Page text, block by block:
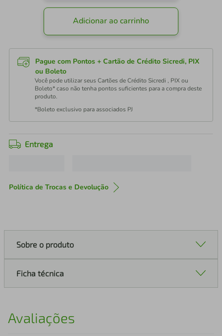
Adicionar ao carrinho
Pague com Pontos + Cartão de Crédito Sicredi, PIX
ou Boleto
Você pode utilizar seus Cartões de Crédito Sicredi , PIX ou
Boleto* caso não tenha pontos suficientes para a compra deste
produto.
*Boleto exclusivo para associados PJ
Entrega
Política de Trocas e Devolução
Sobre o produto
Ficha técnica
Avaliações